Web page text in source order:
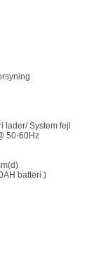
lader/ System fejl
50-60Hz
batteri )